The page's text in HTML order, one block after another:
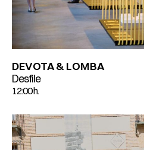
DEVOTA & LOMBA
Desfile
12:00 h.